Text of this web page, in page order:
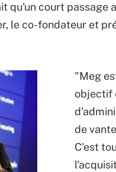
qu'un court passage
le co-fondateur et
"Meg
objectif
de
C'est